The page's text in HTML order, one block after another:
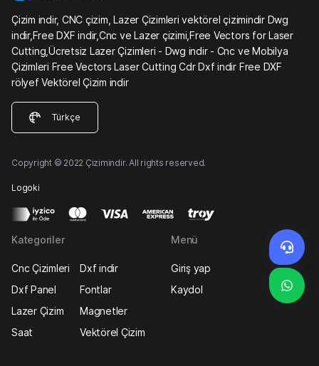
Çizim indir, CNC çizim, Lazer Çizimleri vektörel çizimindir Dwg
indir,Free DXF indir,Cnc ve Lazer çizimi,Free Vectors for Laser
Cutting,Ücretsiz Lazer Çizimleri - Dwg indir - Cnc ve Mobilya
Çizimleri Free Vectors Laser Cutting Cdr Dxf indir Free DXF
rölyef Vektörel Çizim indir
Türkçe
Copyright © 2022 Çizimindir. All rights reserved.
Logoki
Kategoriler
Cnc Çizimleri
Dxf indir
Dxf Panel
Fontlar
Lazer Çizim
Magnetler
Saat
Vektörel Çizim
Menü
Giriş yap
Kaydol